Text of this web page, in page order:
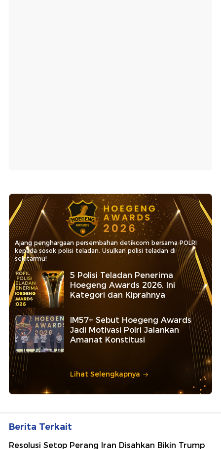
Ajang penghargaan persembahan detikcom bersama POLRI
kepada sosok polisi teladan. Usulkan polisi teladan di
sekitarmu!
5 Polisi Teladan Penerima
Hoegeng Awards 2026, Ini
Kategori dan Kiprahnya
IM57+ Sebut Hoegeng Awards
Jadi Motivasi Polri Jalankan
Amanat Konstitusi
Lihat Selengkapnya
Berita Terkait
Resolusi Setop Perang Iran Disahkan Bikin Trump